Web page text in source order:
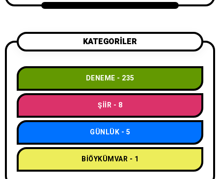
KATEGORİLER
DENEME 235
ŞIIR 8
GÜNLÜK 5
BIÖYKÜMVAR 1